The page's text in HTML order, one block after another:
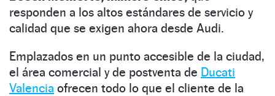
responden a los altos estándares de servicio y
calidad que se exigen ahora desde Audi.
Emplazados en un punto accesible de la ciudad,
el área comercial y de postventa de Ducati
Valencia ofrecen todo lo que el cliente de la